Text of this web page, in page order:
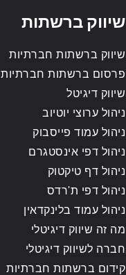
שיווק ברשתות
שיווק ברשתות חברתיות
פרסום ברשתות חברתיות
שיווק דיגיטל
ניהול ערוצי יוטיוב
ניהול עמוד פייסבוק
ניהול דפי אינסטגרם
ניהול דף טיקטוק
ניהול דפי ת'רדס
ניהול עמוד בלינקדאין
מה זה שיווק דיגיטלי
חברה לשיווק דיגיטלי
קידום ברשתות חברתיות